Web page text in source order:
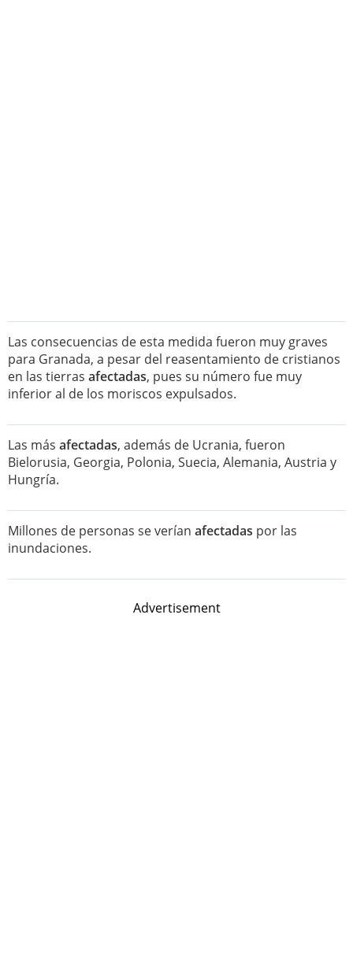
Las consecuencias de esta medida fueron muy graves
para Granada, a pesar del reasentamiento de cristianos
en las tierras afectadas, pues su número fue muy
inferior al de los moriscos expulsados.
Las más afectadas, además de Ucrania, fueron
Bielorusia, Georgia, Polonia, Suecia, Alemania, Austria y
Hungría.
Millones de personas se verían afectadas por las
inundaciones.
Advertisement